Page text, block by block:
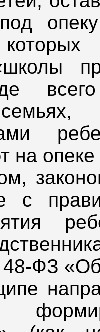
на
с
ФЗ